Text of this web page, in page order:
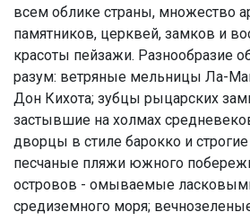
всем облике страны, множество
памятников, церквей, замков и
красоты пейзажи. Разнообразие
разум: ветряные мельницы Ла-
Дон Кихота; зубцы рыцарских
застывшие на холмах
дворцы в стиле барокко и
песчаные пляжи южного
островов - омываемые
средиземного моря;